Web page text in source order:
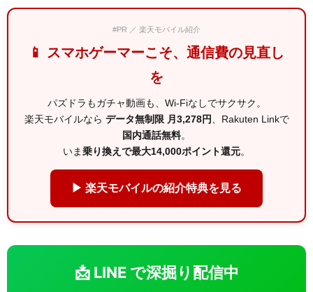
#PR ／ 楽天モバイル紹介
📱 スマホゲーマーこそ、通信費の見直し
を
パズドラもガチャ動画も、Wi-Fiなしでサクサク。
楽天モバイルなら データ無制限 月3,278円 、Rakuten Linkで
国内通話無料。
いま乗り換えで最大14,000ポイント還元。
▶ 楽天モバイルの紹介特典を見る
📩 LINE で深掘り配信中